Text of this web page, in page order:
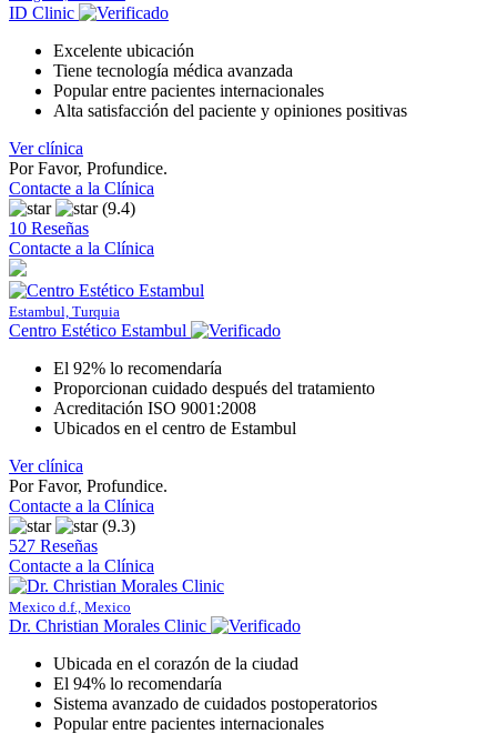
ID Clinic
Excelente ubicación
Tiene tecnología médica avanzada
Popular entre pacientes internacionales
Alta satisfacción del paciente y opiniones positivas
Ver clínica
Por Favor, Profundice.
Contacte a la Clínica
(9.4)
10 Reseñas
Contacte a la Clínica
Estambul, Turquia
Centro Estético Estambul
El 92% lo recomendaría
Proporcionan cuidado después del tratamiento
Acreditación ISO 9001:2008
Ubicados en el centro de Estambul
Ver clínica
Por Favor, Profundice.
Contacte a la Clínica
(9.3)
527 Reseñas
Contacte a la Clínica
Mexico d.f., Mexico
Dr. Christian Morales Clinic
Ubicada en el corazón de la ciudad
El 94% lo recomendaría
Sistema avanzado de cuidados postoperatorios
Popular entre pacientes internacionales